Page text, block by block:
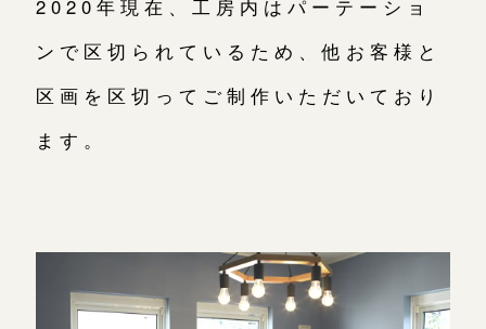
2020年現在、工房内はパーテーショ
ンで区切られているため、他お客様と
区画を区切ってご制作いただいており
ます。